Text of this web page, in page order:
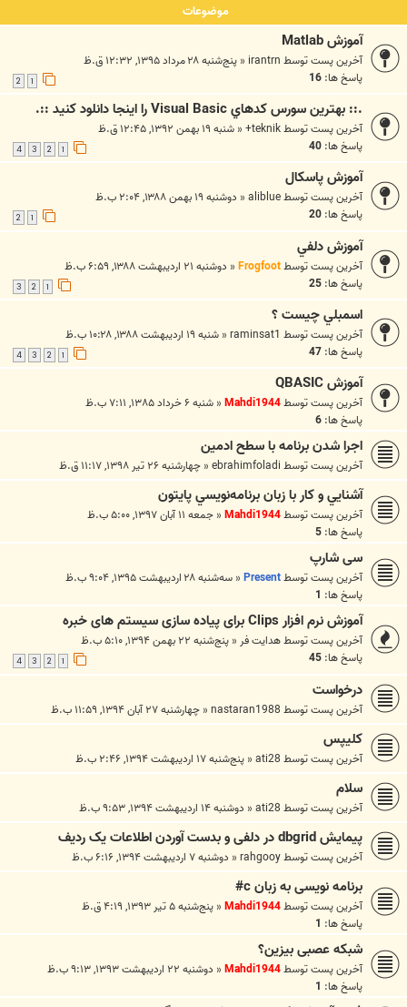
موضوعات
آموزش Matlab
آخرین پست توسطirantrn
« پنج‌شنبه ۲۸ مرداد ۱۳۹۵, ۱۲:۳۲ ق.ظ
پاسخ ها: 16
.:: بهترين سورس كدهاي Visual Basic را اينجا دانلود كنيد ::.
آخرین پست توسطteknik+
« شنبه ۱۹ بهمن ۱۳۹۲, ۱۲:۴۵ ق.ظ
پاسخ ها: 40
3
4
آموزش پاسکال
آخرین پست توسطaliblue
« دوشنبه ۱۹ بهمن ۱۳۸۸, ۲:۰۴ ب.ظ
پاسخ ها: 20
آموزش دلفي
آخرین پست توسطFrogfoot
« دوشنبه ۲۱ اردیبهشت ۱۳۸۸, ۶:۵۹ ب.ظ
پاسخ ها: 25
3
اسمبلي چيست ؟
آخرین پست توسطraminsat1
« شنبه ۱۹ اردیبهشت ۱۳۸۸, ۱۰:۲۸ ب.ظ
پاسخ ها: 47
3
4
آموزش QBASIC
آخرین پست توسطMahdi1944
« شنبه ۶ خرداد ۱۳۸۵, ۷:۱۱ ب.ظ
پاسخ ها: 6
اجرا شدن برنامه با سطح ادمین
آخرین پست توسطebrahimfoladi
« چهارشنبه ۲۶ تیر ۱۳۹۸, ۱۱:۱۷ ق.ظ
آشنايي و كار با زبان برنامه‌نويسي‌ پايتون
آخرین پست توسطMahdi1944
« جمعه ۱۱ آبان ۱۳۹۷, ۵:۰۰ ب.ظ
پاسخ ها: 5
سی شارپ
آخرین پست توسطPresent
« سه‌شنبه ۲۸ اردیبهشت ۱۳۹۵, ۹:۰۴ ب.ظ
پاسخ ها: 1
آموزش نرم افزار Clips برای پیاده سازی سیستم های خبره
آخرین پست توسطهدایت فر« پنج‌شنبه ۲۲ بهمن ۱۳۹۴, ۵:۱۰ ب.ظ
پاسخ ها: 45
3
4
درخواست
آخرین پست توسطnastaran1988
« چهارشنبه ۲۷ آبان ۱۳۹۴, ۱۱:۵۹ ب.ظ
کلیپس
آخرین پست توسطati28
« پنج‌شنبه ۱۷ اردیبهشت ۱۳۹۴, ۲:۴۶ ب.ظ
سلام
آخرین پست توسطati28
« دوشنبه ۱۴ اردیبهشت ۱۳۹۴, ۹:۵۳ ب.ظ
پیمایش dbgrid در دلفی و بدست آوردن اطلاعات یک ردیف
آخرین پست توسطrahgooy
« دوشنبه ۷ اردیبهشت ۱۳۹۴, ۶:۱۶ ب.ظ
برنامه نویسی به زبان c#
آخرین پست توسطMahdi1944
« پنج‌شنبه ۵ تیر ۱۳۹۳, ۴:۱۹ ق.ظ
پاسخ ها: 1
شبکه عصبی بیزین؟
آخرین پست توسطMahdi1944
« دوشنبه ۲۲ اردیبهشت ۱۳۹۳, ۹:۱۳ ب.ظ
پاسخ ها: 1